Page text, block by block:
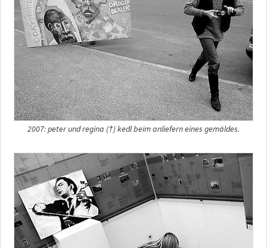
2007: peter und regina (†) kedl beim anliefern eines gemäldes.